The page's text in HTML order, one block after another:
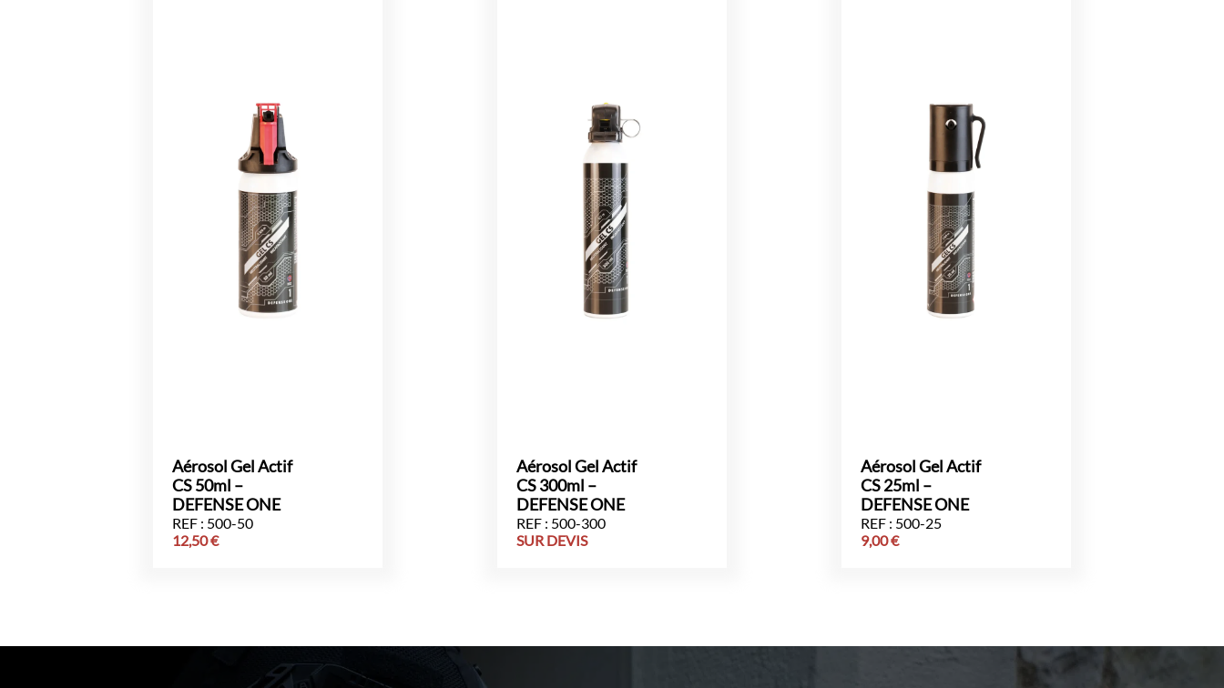
Aérosol Gel Actif
CS 50ml –
DEFENSE ONE
REF : 500-50
12,50€
Aérosol Gel Actif
CS 300ml –
DEFENSE ONE
REF : 500-300
SUR DEVIS
Aérosol Gel Actif
CS 25ml –
DEFENSE ONE
REF : 500-25
9,00€